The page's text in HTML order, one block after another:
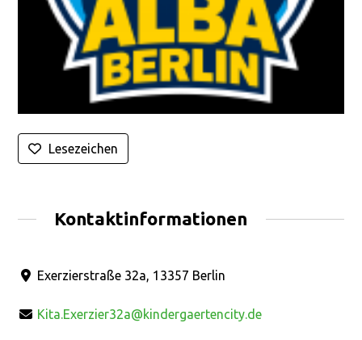
Lesezeichen
Kontaktinformationen
Exerzierstraße 32a, 13357 Berlin
Kita.Exerzier32a@kindergaertencity.de